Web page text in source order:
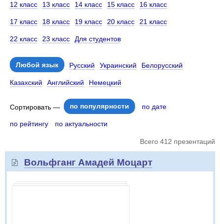
12 класс 13 класс 14 класс 15 класс 16 класс
17 класс 18 класс 19 класс 20 класс 21 класс
22 класс 23 класс Для студентов
Любой язык Русский Украинский Белорусский
Казахский Английский Немецкий
Сортировать — по популярности по дате
по рейтингу по актуальности
Всего 412 презентаций
Вольфганг Амадей Моцарт